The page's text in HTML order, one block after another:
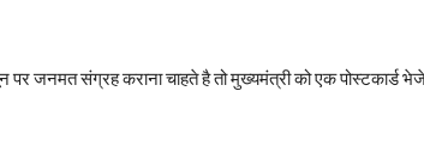
जनमत संग्रह कराना चाहते है तो मुख्यमंत्री को एक पोस्टकार्ड